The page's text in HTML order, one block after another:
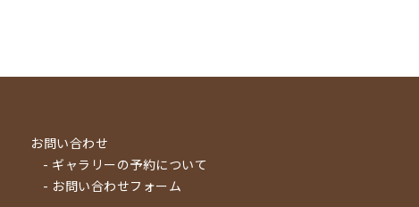
お問い合わせ
- ギャラリーの予約について
- お問い合わせフォーム